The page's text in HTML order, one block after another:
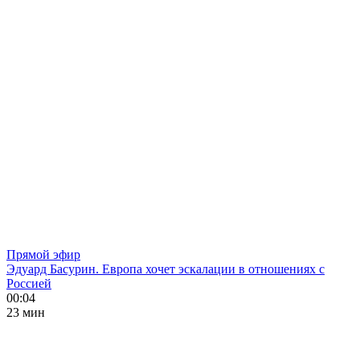
Прямой эфир
Эдуард Басурин. Европа хочет эскалации в отношениях с
Россией
00:04
23 мин